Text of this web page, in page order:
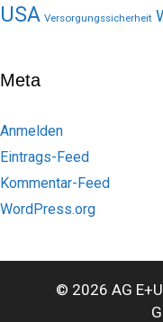
USA Versorgungssicherheit
Meta
Anmelden
Eintrags-Feed
Kommentar-Feed
WordPress.org
© 2026 AG